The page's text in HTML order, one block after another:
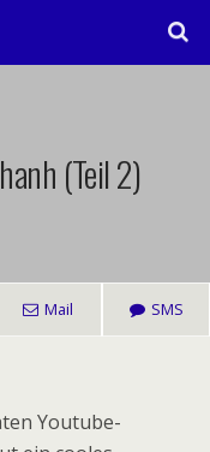
(Teil 2)
Mail SMS
Youtube-